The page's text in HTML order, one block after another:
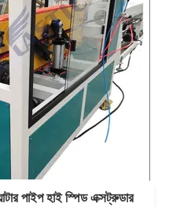
পাইপ হাই স্পিড এক্সট্রুডার